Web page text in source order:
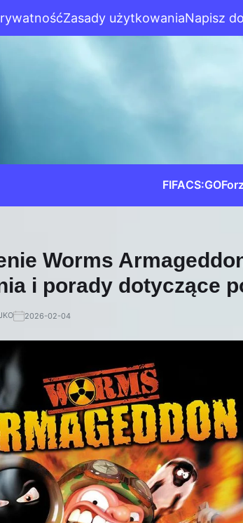
Zasady użytkowaniaNapisz
FIFACS:GO
Worms
i porady dotyczące
2026-02-04